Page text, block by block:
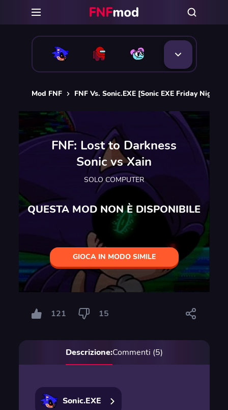
Mod FNF FNF Vs. Sonic.EXE [Sonic EXE Friday Night
FNF: Lost to Darkness
Sonic vs Xain
SOLO COMPUTER
QUESTA MOD NON È DISPONIBILE
GIOCA IN MODO SIMILE
121 15
Descrizione:Commenti (5)
Sonic.EXE